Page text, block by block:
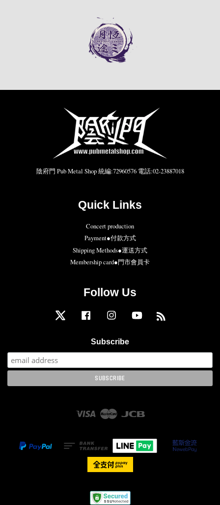
陰府門 Pub Metal Shop 統編:72960576 電話:02-23887018
Quick Links
Concert production
Payment●付款方式
Shipping Methods●運送方式
Membership card●門市會員卡
Follow Us
Twitter Facebook Instagram YouTube
Subscribe
Visa Master